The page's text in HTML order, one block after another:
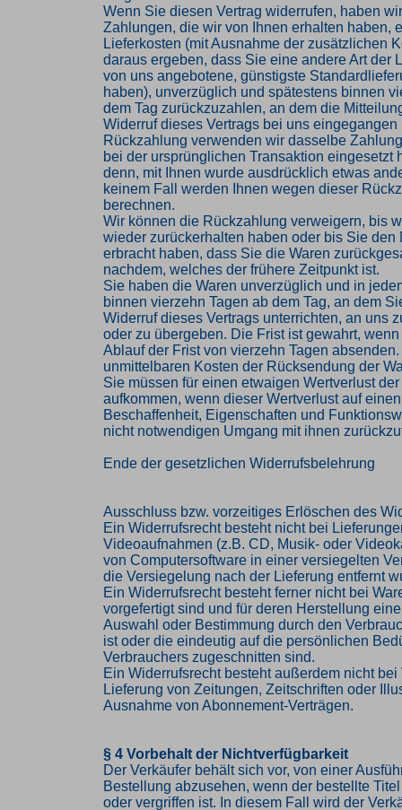
Wenn Sie diesen Vertrag widerrufen, haben
Zahlungen, die wir von Ihnen erhalten haben,
Lieferkosten (mit Ausnahme der zusätzlichen
daraus ergeben, dass Sie eine andere Art der
von uns angebotene, günstigste
haben), unverzüglich und spätestens binnen
dem Tag zurückzuzahlen, an dem die
Widerruf dieses Vertrags bei uns eingegangen
Rückzahlung verwenden wir dasselbe
bei der ursprünglichen Transaktion eingesetzt
denn, mit Ihnen wurde ausdrücklich etwas
keinem Fall werden Ihnen wegen dieser
berechnen.
Wir können die Rückzahlung verweigern, bis
wieder zurückerhalten haben oder bis Sie den
erbracht haben, dass Sie die Waren
nachdem, welches der frühere Zeitpunkt ist.
Sie haben die Waren unverzüglich und in
binnen vierzehn Tagen ab dem Tag, an dem
Widerruf dieses Vertrags unterrichten, an uns
oder zu übergeben. Die Frist ist gewahrt,
Ablauf der Frist von vierzehn Tagen
unmittelbaren Kosten der Rücksendung der
Sie müssen für einen etwaigen Wertverlust
aufkommen, wenn dieser Wertverlust auf
Beschaffenheit, Eigenschaften und
nicht notwendigen Umgang mit ihnen
Ende der gesetzlichen Widerrufsbelehrung
Ausschluss bzw. vorzeitiges Erlöschen des
Ein Widerrufsrecht besteht nicht bei
Videoaufnahmen (z.B. CD, Musik- oder
von Computersoftware in einer versiegelten
die Versiegelung nach der Lieferung entfernt
Ein Widerrufsrecht besteht ferner nicht bei
vorgefertigt sind und für deren Herstellung
Auswahl oder Bestimmung durch den
ist oder die eindeutig auf die persönlichen
Verbrauchers zugeschnitten sind.
Ein Widerrufsrecht besteht außerdem nicht bei
Lieferung von Zeitungen, Zeitschriften oder
Ausnahme von Abonnement-Verträgen.
§ 4 Vorbehalt der Nichtverfügbarkeit
Der Verkäufer behält sich vor, von einer
Bestellung abzusehen, wenn der bestellte
oder vergriffen ist. In diesem Fall wird der